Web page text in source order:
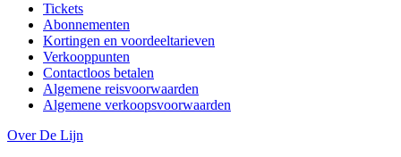
Tickets
Abonnementen
Kortingen en voordeeltarieven
Verkooppunten
Contactloos betalen
Algemene reisvoorwaarden
Algemene verkoopsvoorwaarden
Over De Lijn